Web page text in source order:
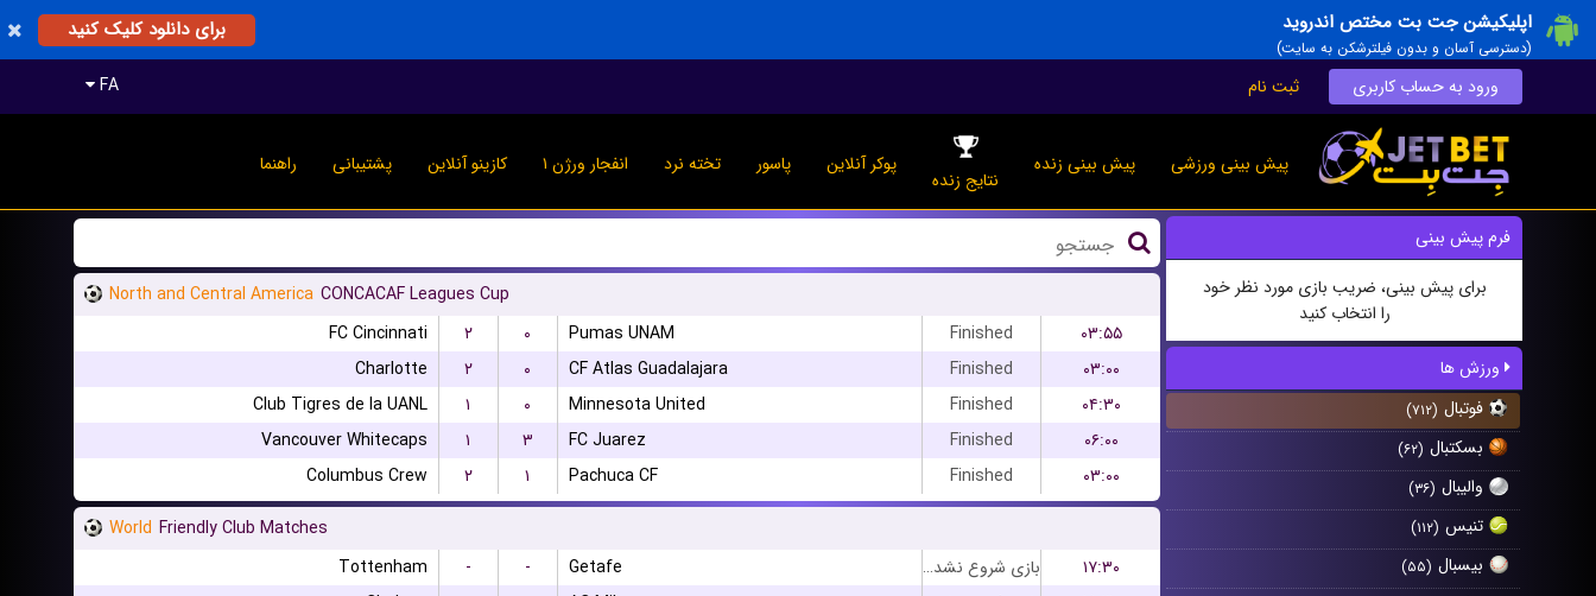
اپلیکیشن جت بت مختص اندروید
(دسترسی آسان و بدون فیلترشکن به سایت)
برای دانلود کلیک کنید
FA ورود به حساب کاربری ثبت نام
پیش بینی ورزشی پیش بینی زنده
نتایج زنده
پوکر آنلاین پاسور تخته نرد انفجار ورژن ۱ کازینو آنلاین پشتیبانی راهنما
فرم پیش بینی
برای پیش بینی، ضریب بازی مورد نظر خود
را انتخاب کنید
ورزش ها
فوتبال (۷۱۲)
بسکتبال (۶۲)
والیبال (۳۶)
تنیس (۱۱۲)
بیسبال (۵۵)
North and Central America CONCACAF Leagues Cup
FC Cincinnati
۲ ۰ Pumas UNAM Finished
۰۳:۵۵
Charlotte
۲ ۰ CF Atlas Guadalajara Finished
۰۳:۰۰
Club Tigres de la UANL
۱ ۰ Minnesota United Finished
۰۴:۳۰
Vancouver Whitecaps
۱ ۳ FC Juarez Finished
۰۶:۰۰
Columbus Crew
۲ ۱ Pachuca CF Finished
۰۳:۰۰
World Friendly Club Matches
Tottenham
- - Getafe بازی شروع نشده است
۱۷:۳۰